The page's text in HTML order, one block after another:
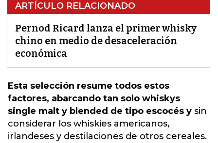
ARTÍCULO RELACIONADO
Pernod Ricard lanza el primer whisky
chino en medio de desaceleración
económica
Esta selección resume todos estos
factores, abarcando tan solo whiskys
single malt y blended de tipo escocés y sin
considerar los whiskies americanos,
irlandeses y destilaciones de otros cereales.